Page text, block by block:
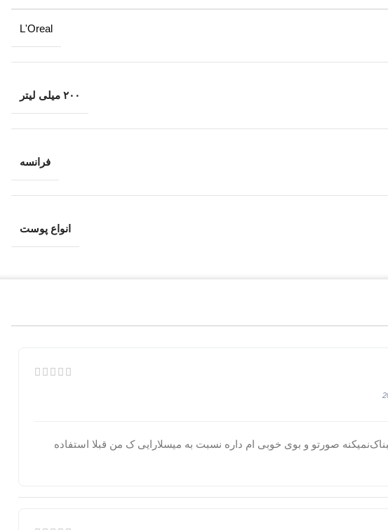
L'Oreal
۲۰۰ میلی لیتر
فرانسه
انواع پوست
صورتو و بوی خوبی ام داره نسبت به میسلارایی ک من قبلا استفاده